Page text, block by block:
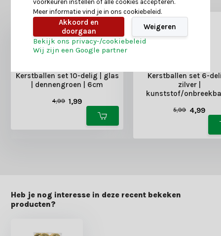
Kerstballen set 10-delig | glas
| dennengroen | 6cm
4,99 1,99
Kerstballen set 6-
zilver |
kunststof/
5,99 4,99
Heb je nog interesse in deze recent bekeken
producten?
voorkeuren instellen of alle cookies accepteren.
Meer informatie vind je in ons cookiebeleid.
Akkoord en
doorgaan
Weigeren
Bekijk ons privacy-/cookiebeleid
Wij zijn een Google partner